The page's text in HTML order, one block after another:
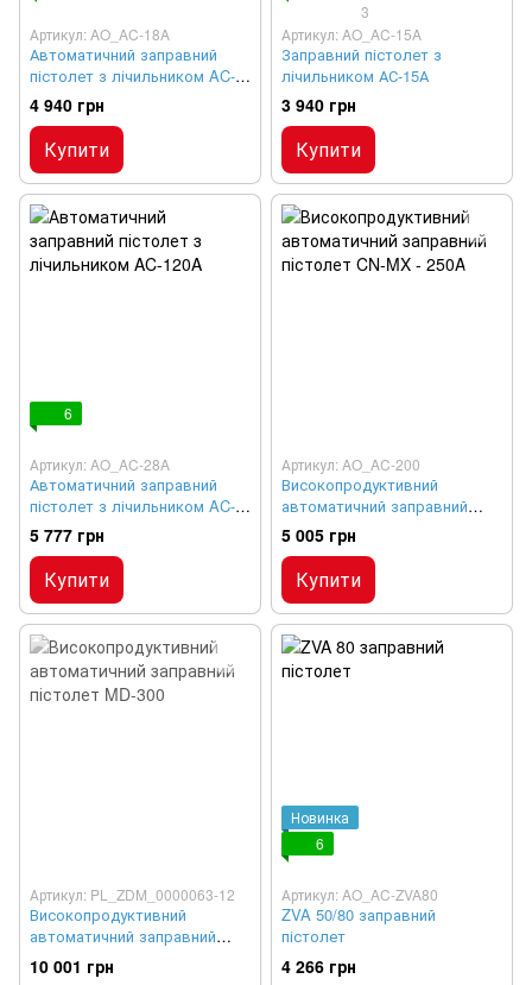
Артикул: AO_AC-18A
Автоматичний заправний
пістолет з лічильником AC-
60A
4 940 грн
Купити
3
Артикул: AO_AC-15A
Заправний пістолет з
лічильником АС-15А
3 940 грн
Купити
6
Артикул: AO_AC-28A
Автоматичний заправний
пістолет з лічильником AC-
120A
5 777 грн
Купити
Артикул: AO_AC-200
Високопродуктивний
автоматичний заправний
пістолет CN-MX - 250A
5 005 грн
Купити
Артикул: PL_ZDM_0000063-12
Високопродуктивний
автоматичний заправний
пістолет MD-300
10 001 грн
Новинка
6
Артикул: AO_AC-ZVA80
ZVA 50/80 заправний
пістолет
4 266 грн